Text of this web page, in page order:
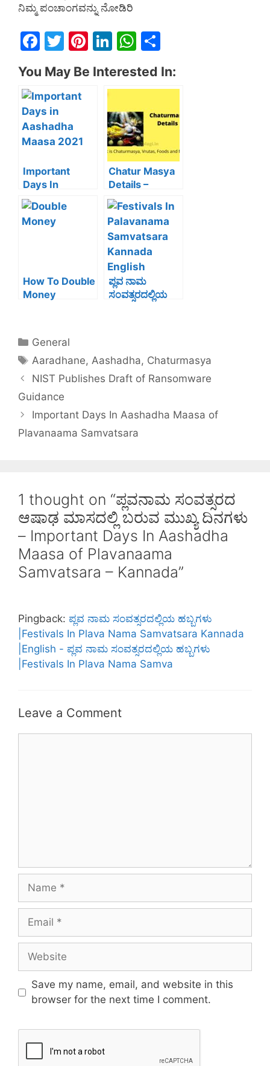
ನಿಮ್ಮ ಪಂಚಾಂಗವನ್ನು ನೋಡಿರಿ
F
c
e
b
o
k
T
itt
er
Pi
er
Li
k
dI
n
W
at
A
p
p
ar
You May Be Interested In:
Important
Days In
Aashadha
Maasa of
Plavanaama
Chatur Masya
Details –
Vrutas, Foods
Prohibited
How To Double
Money
ಪ್ಲವ ನಾಮ
ಸಂವತ್ಸರದಲ್ಲಿಯ
Kannada
|English
General
Aaradhane, Aashadha, Chaturmasya
NIST Publishes Draft of Ransomware
Guidance
Important Days In Aashadha Maasa of
Plavanaama Samvatsara
1 thought on “ಪ್ಲವನಾಮ ಸಂವತ್ಸರದ
ಆಷಾಢ ಮಾಸದಲ್ಲಿ ಬರುವ ಮುಖ್ಯ ದಿನಗಳು
– Important Days In Aashadha
Maasa of Plavanaama
Samvatsara – Kannada”
Pingback: ಪ್ಲವ ನಾಮ ಸಂವತ್ಸರದಲ್ಲಿಯ ಹಬ್ಬಗಳು
|Festivals In Plava Nama Samvatsara Kannada
|English - ಪ್ಲವ ನಾಮ ಸಂವತ್ಸರದಲ್ಲಿಯ ಹಬ್ಬಗಳು
|Festivals In Plava Nama Samva
Leave a Comment
Save my name, email, and website in this
browser for the next time I comment.